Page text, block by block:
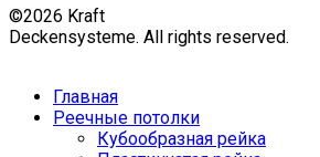
©2026 Kraft
Deckensysteme. All rights reserved.
Главная
Реечные потолки
Кубообразная рейка